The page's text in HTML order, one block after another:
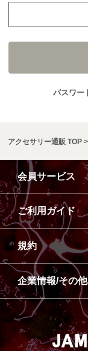
パスワー
アクセサリー通販 TOP
会員サービス
ご利用ガイド
規約
企業情報/その他